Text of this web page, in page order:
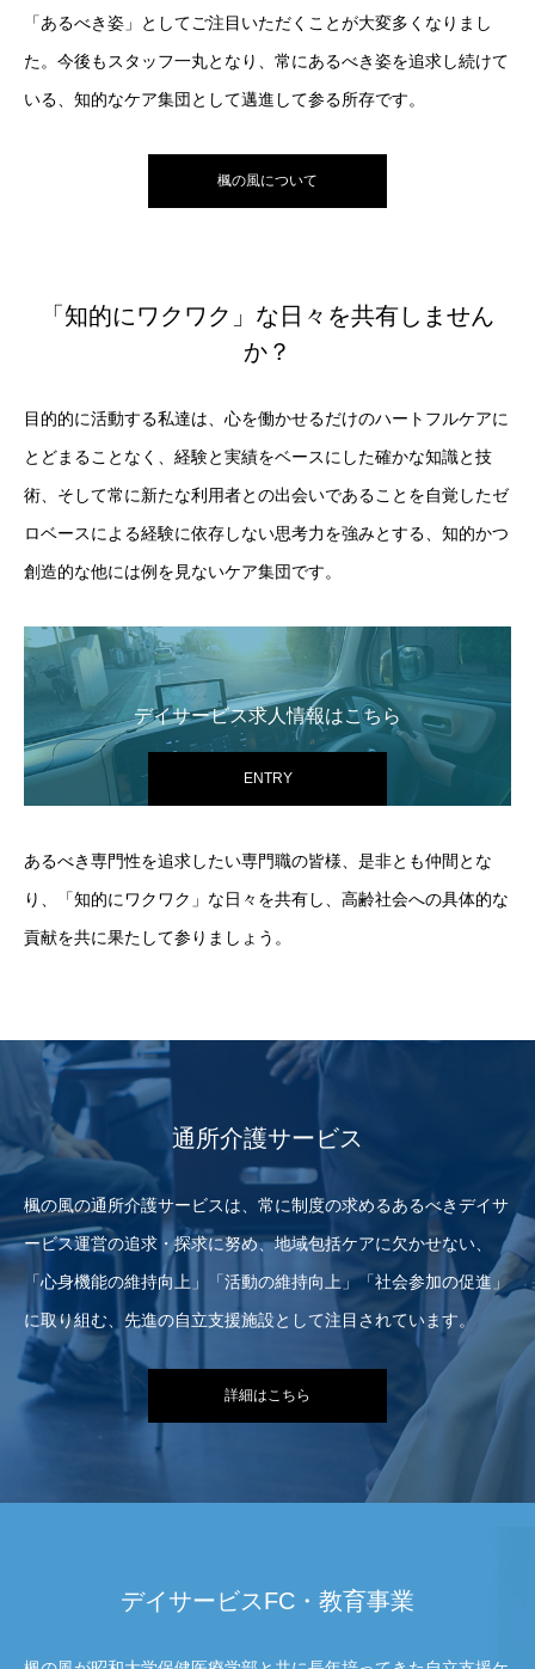
「あるべき姿」としてご注目いただくことが大変多くなりまし
た。今後もスタッフ一丸となり、常にあるべき姿を追求し続けて
いる、知的なケア集団として邁進して参る所存です。
楓の風について
「知的にワクワク」な日々を共有しません
か？
目的的に活動する私達は、心を働かせるだけのハートフルケアに
とどまることなく、経験と実績をベースにした確かな知識と技
術、そして常に新たな利用者との出会いであることを自覚したゼ
ロベースによる経験に依存しない思考力を強みとする、知的かつ
創造的な他には例を見ないケア集団です。
デイサービス求人情報はこちら
ENTRY
あるべき専門性を追求したい専門職の皆様、是非とも仲間とな
り、「知的にワクワク」な日々を共有し、高齢社会への具体的な
貢献を共に果たして参りましょう。
通所介護サービス
楓の風の通所介護サービスは、常に制度の求めるあるべきデイサ
ービス運営の追求・探求に努め、地域包括ケアに欠かせない、
「心身機能の維持向上」「活動の維持向上」「社会参加の促進」
に取り組む、先進の自立支援施設として注目されています。
詳細はこちら
デイサービスFC・教育事業